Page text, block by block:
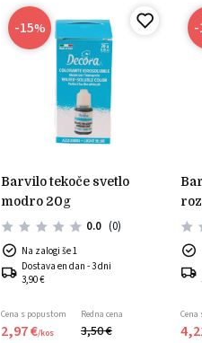
-15%
barvilo tekoče svetlo
modro 20g
0.0 (0)
Na zalogi še 1
Dostava en dan - 3 dni
3,90 €
Cena s popustom
2,97€/kos
Redna cena
3,50€
barvilo tekoče lipo pme
4,